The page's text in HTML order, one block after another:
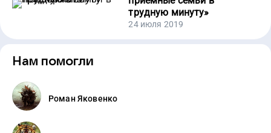
трудную минуту»
24 июля 2019
Нам помогли
Роман Яковенко